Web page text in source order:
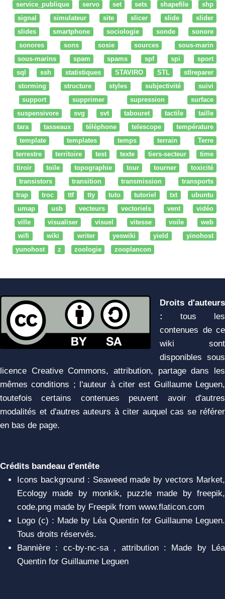
service_publique
servo set sets shapefile
shp
signal
simulateur site slicer slide
slider
slides
smartphone sociologie sonde
sonore
sonores
sons sosie sources
sous-marin
sous-marins
spam spams spf spi
sport
sql
ssh statistiques STAVIRO STL
stlreparer
storming
structure styles subjectivité
suivi
support
supprimer supression
surface
suspensivore
svg svt tabouret tactile
taille
tara
tasseaux téléphone telescope
température
template
templates temps terrain
Terre
terrestre
territoire test texte tiers-secteur
time
tiroir
toile topographie tour tourner
toxicité
transistors
transition transmission
transports
trap
troc ttf tty tuto tutoriel txt
ubuntu
umap
usb vecteurs vectoriels vent
vidéo
ville
visualiser visuel vitesse voile
web
wifi
wiki writer yeswiki yield
yinohost
yunohost
z zoologie zooplancon
Droits d'auteurs
:
tous les
contenues de ce
wiki sont
disponibles sous
licence Creative Commons, attribution, partage dans les
mêmes conditions ; l'auteur à citer est Guillaume Leguen,
toutefois certains contenues peuvent avoir d'autres
modalités et d'autres auteurs à citer auquel cas se référer
en bas de page.
Crédits bandeau d'entête
Icons background : Seaweed made by vectors Market,
Ecology made by monkik, puzzle made by freepik,
code.png made by Freepik from www.flaticon.com
Logo (c) : Made by Léa Quentin for Guillaume Leguen.
Tous droits réservés.
Bannière : cc-by-nc-sa , attribution : Made by Léa
Quentin for Guillaume Leguen